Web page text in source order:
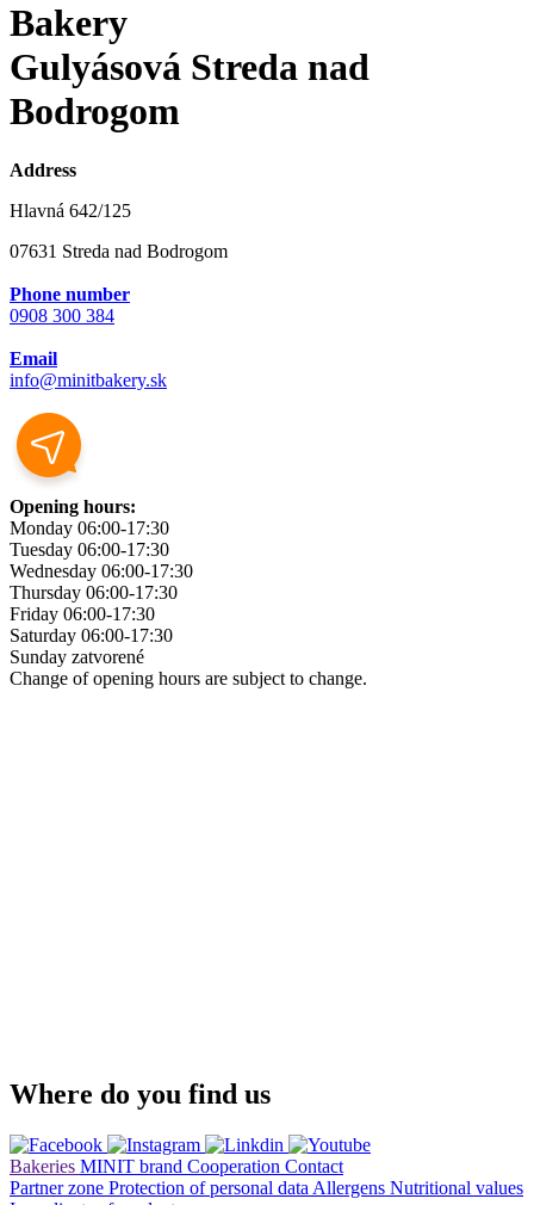
Bakery
Gulyásová Streda nad
Bodrogom
Address
Hlavná 642/125
07631 Streda nad Bodrogom
Phone number
0908 300 384
Email
info@minitbakery.sk
Opening hours:
Monday 06:00-17:30
Tuesday 06:00-17:30
Wednesday 06:00-17:30
Thursday 06:00-17:30
Friday 06:00-17:30
Saturday 06:00-17:30
Sunday zatvorené
Change of opening hours are subject to change.
Where do you find us
Bakeries MINIT brand Cooperation Contact
Partner zone Protection of personal data Allergens Nutritional values